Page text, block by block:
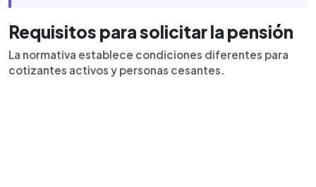
Requisitos para solicitar la pensión
La normativa establece condiciones diferentes para
cotizantes activos y personas cesantes.